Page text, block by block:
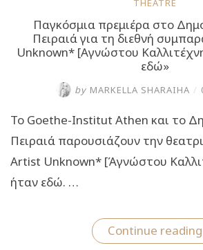
THEATRE
Παγκόσμια πρεμιέρα στο
Πειραιά για τη διεθνή
Unknown* [Αγνώστου
εδώ»
by MARKELLA SHARAIHA /
Το Goethe-Institut Athen και το
Πειραιά παρουσιάζουν την
Artist Unknown* [Άγνώστου
ήταν εδώ. …
Continue reading